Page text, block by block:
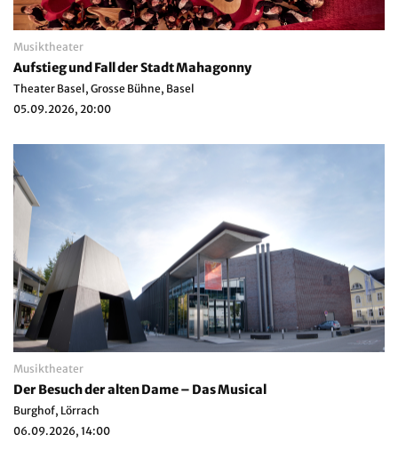
Musiktheater
Aufstieg und Fall der Stadt Mahagonny
Theater Basel, Grosse Bühne, Basel
05.09.2026, 20:00
Musiktheater
Der Besuch der alten Dame – Das Musical
Burghof, Lörrach
06.09.2026, 14:00